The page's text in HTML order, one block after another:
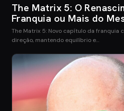
The Matrix 5: O
Franquia ou Mais do
The Matrix 5: Novo capítulo da franquia
direção, mantendo equilíbrio e…